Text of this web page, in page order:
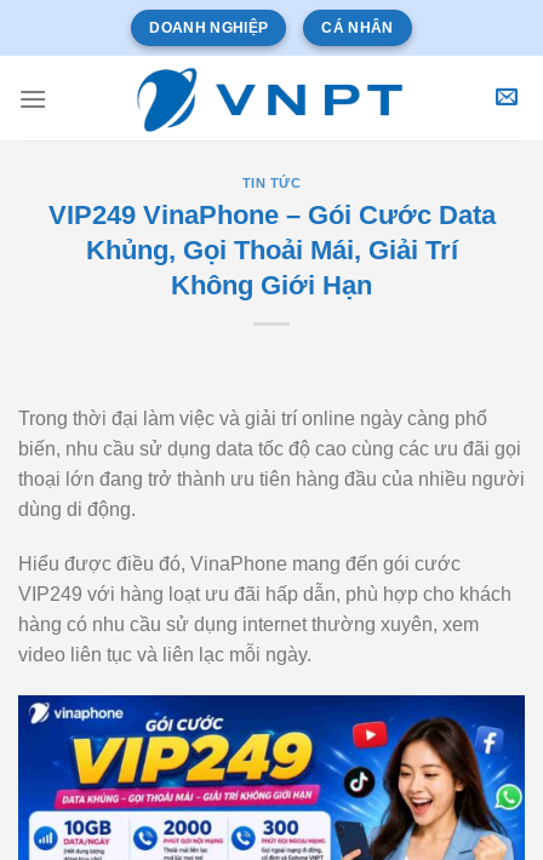
dung
DOANH NGHIỆP CÁ NHÂN
TIN TỨC
VIP249 VinaPhone – Gói Cước Data
Khủng, Gọi Thoải Mái, Giải Trí
Không Giới Hạn
Trong thời đại làm việc và giải trí online ngày càng phổ
biến, nhu cầu sử dụng data tốc độ cao cùng các ưu đãi gọi
thoại lớn đang trở thành ưu tiên hàng đầu của nhiều người
dùng di động.
Hiểu được điều đó, VinaPhone mang đến gói cước
VIP249 với hàng loạt ưu đãi hấp dẫn, phù hợp cho khách
hàng có nhu cầu sử dụng internet thường xuyên, xem
video liên tục và liên lạc mỗi ngày.